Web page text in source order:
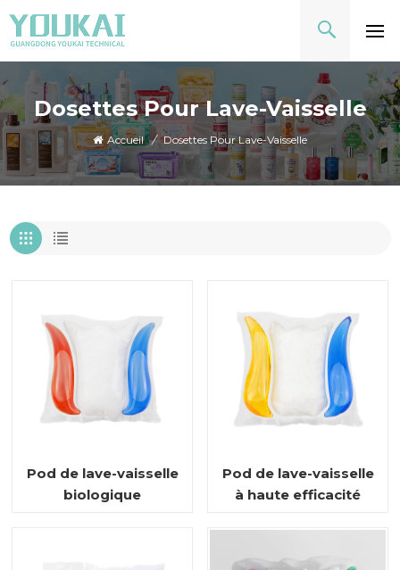
Dosettes Pour Lave-Vaisselle
Accueil / Dosettes Pour Lave-Vaisselle
Pod de lave-vaisselle
biologique
Pod de lave-vaisselle
à haute efficacité